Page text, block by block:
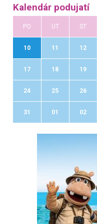
Kalendár podujatí
PO UT ST
10 11 12
17 18 19
24 25 26
31 01 02